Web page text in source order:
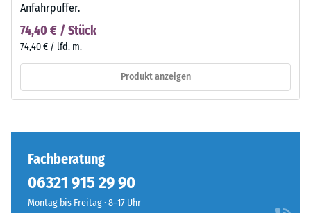
Anfahrpuffer.
74,40 € / Stück
74,40 € / lfd. m.
Produkt anzeigen
Fachberatung
06321 915 29 90
Montag bis Freitag · 8–17 Uhr